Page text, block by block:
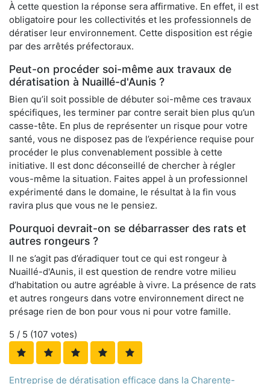
À cette question la réponse sera affirmative. En effet, il est
obligatoire pour les collectivités et les professionnels de
dératiser leur environnement. Cette disposition est régie
par des arrêtés préfectoraux.
Peut-on procéder soi-même aux travaux de
dératisation à Nuaillé-d'Aunis ?
Bien qu’il soit possible de débuter soi-même ces travaux
spécifiques, les terminer par contre serait bien plus qu’un
casse-tête. En plus de représenter un risque pour votre
santé, vous ne disposez pas de l’expérience requise pour
procéder le plus convenablement possible à cette
initiative. Il est donc déconseillé de chercher à régler
vous-même la situation. Faites appel à un professionnel
expérimenté dans le domaine, le résultat à la fin vous
ravira plus que vous ne le pensiez.
Pourquoi devrait-on se débarrasser des rats et
autres rongeurs ?
Il ne s’agit pas d’éradiquer tout ce qui est rongeur à
Nuaillé-d'Aunis, il est question de rendre votre milieu
d’habitation ou autre agréable à vivre. La présence de rats
et autres rongeurs dans votre environnement direct ne
présage rien de bon pour vous ni pour votre famille.
5 / 5 (107 votes)
Entreprise de dératisation efficace dans la Charente-